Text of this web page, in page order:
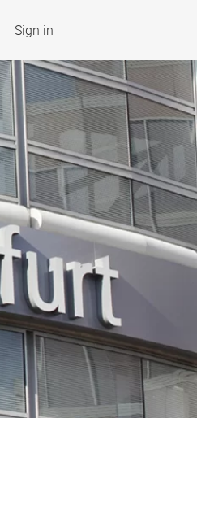
Sign in